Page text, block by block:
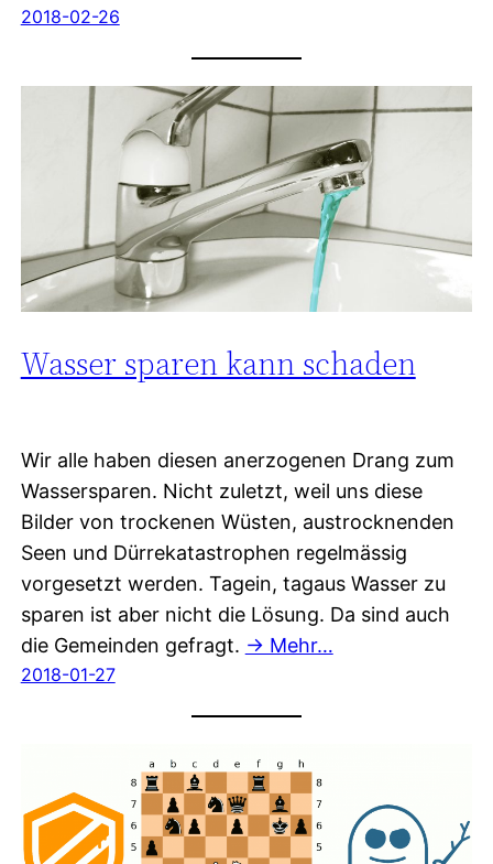
2018-02-26
Wasser sparen kann schaden
Wir alle haben diesen anerzogenen Drang zum
Wassersparen. Nicht zuletzt, weil uns diese
Bilder von trockenen Wüsten, austrocknenden
Seen und Dürrekatastrophen regelmässig
vorgesetzt werden. Tagein, tagaus Wasser zu
sparen ist aber nicht die Lösung. Da sind auch
die Gemeinden gefragt. → Mehr…
2018-01-27